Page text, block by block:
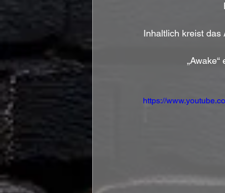
Inhaltlich kreist das
https://